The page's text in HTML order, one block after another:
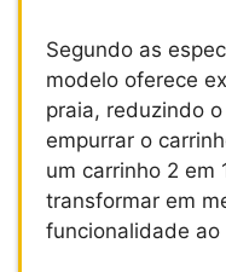
Segundo as
modelo oferece
praia, reduzindo
empurrar o
um carrinho 2 em
transformar em
funcionalidade ao